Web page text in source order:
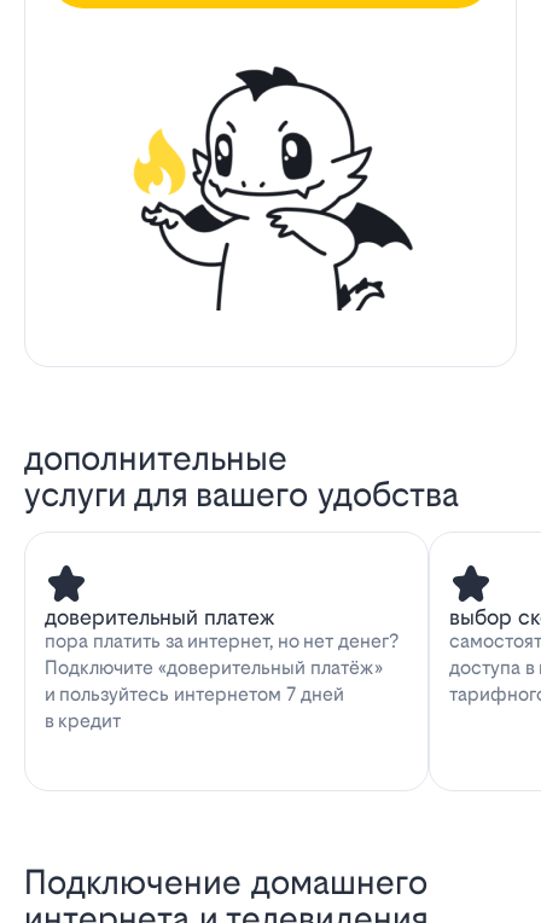
дополнительные
услуги для вашего удобства
доверительный платеж
пора платить за интернет, но нет денег?
Подключите «доверительный платёж»
и пользуйтесь интернетом 7 дней
в кредит
выбор
доступа
Подключение домашнего